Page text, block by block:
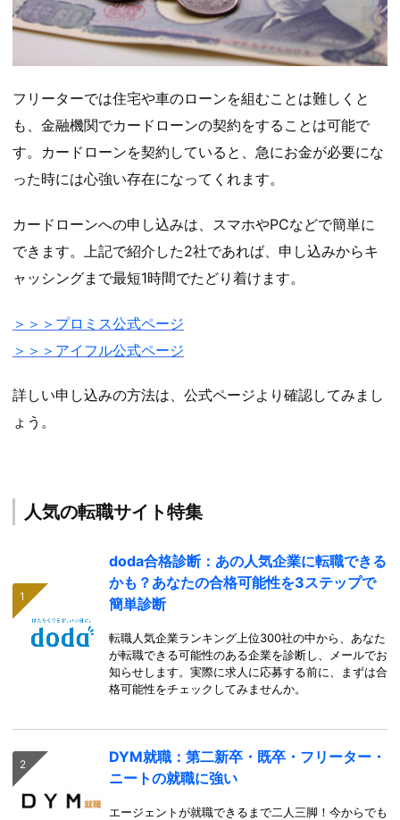
フリーターでは住宅や車のローンを組むことは難しくと
も、金融機関でカードローンの契約をすることは可能で
す。カードローンを契約していると、急にお金が必要にな
った時には心強い存在になってくれます。
カードローンへの申し込みは、スマホやPCなどで簡単に
できます。上記で紹介した2社であれば、申し込みからキ
ャッシングまで最短1時間でたどり着けます。
＞＞＞プロミス公式ページ
＞＞＞アイフル公式ページ
詳しい申し込みの方法は、公式ページより確認してみまし
ょう。
人気の転職サイト特集
doda合格診断：あの人気企業に転職できる
かも？あなたの合格可能性を3ステップで
簡単診断
転職人気企業ランキング上位300社の中から、あなた
が転職できる可能性のある企業を診断し、メールでお
知らせします。実際に求人に応募する前に、まずは合
格可能性をチェックしてみませんか。
DYM就職：第二新卒・既卒・フリーター・
ニートの就職に強い
エージェントが就職できるまで二人三脚！今からでも